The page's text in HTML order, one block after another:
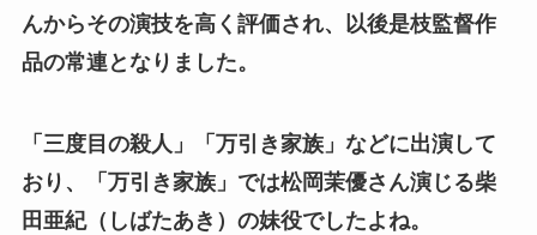
んからその演技を高く評価され、以後是枝監督作
品の常連となりました。
「三度目の殺人」「万引き家族」などに出演して
おり、「万引き家族」では松岡茉優さん演じる柴
田亜紀（しばたあき）の妹役でしたよね。